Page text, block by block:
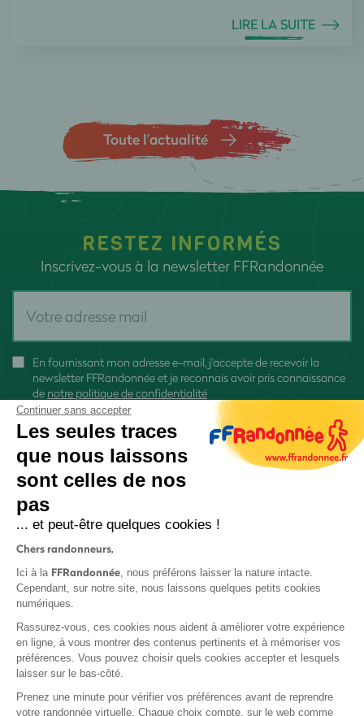
LIRE LA SUITE
Toute l’actualité
RESTEZ INFORMÉS
Inscrivez-vous à la newsletter FFRandonnée
En fournissant mon adresse e-mail, j'accepte de recevoir la
newsletter FFRandonnée et je reconnais avoir pris connaissance
de notre politique de confidentialité
Protection des données
Politique de confidentialité
Continuer sans accepter
Les seules traces
que nous laissons
sont celles de nos
pas
... et peut-être quelques cookies !
Chers randonneurs,
Ici à la FFRandonnée, nous préférons laisser la nature intacte.
Cependant, sur notre site, nous laissons quelques petits cookies
numériques.
Rassurez-vous, ces cookies nous aident à améliorer votre expérience
en ligne, à vous montrer des contenus pertinents et à mémoriser vos
préférences. Vous pouvez choisir quels cookies accepter et lesquels
laisser sur le bas-côté.
Prenez une minute pour vérifier vos préférences avant de reprendre
votre randonnée virtuelle. Chaque choix compte, sur le web comme